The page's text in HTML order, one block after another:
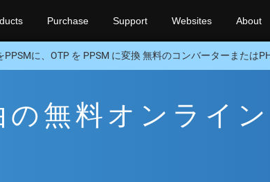
Purchase Support Websites About
PPSMに、OTP を PPSM に変換 無料のコンバーターまたは
無料オンライン